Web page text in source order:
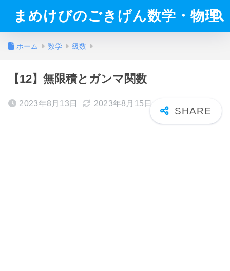
まめけびのごきげん数学・物理
ホーム 数学 級数
【12】無限積とガンマ関数
2023年8月13日 2023年8月15日